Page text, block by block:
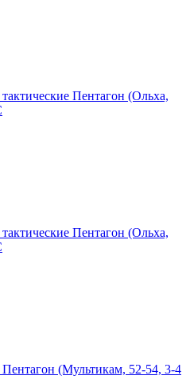
Пентагон (Ольха,
Пентагон (Ольха,
(Мультикам, 52-54, 3-4